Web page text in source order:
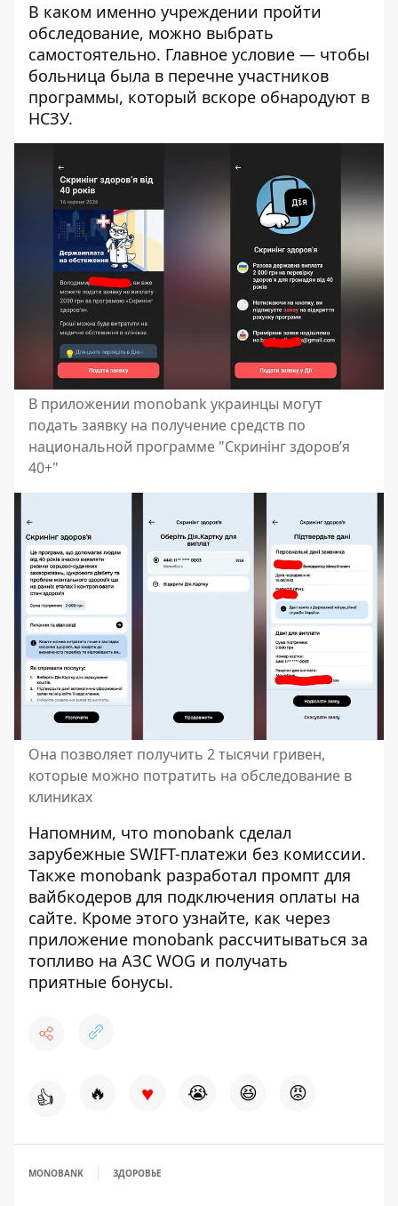
В каком именно учреждении пройти
обследование, можно выбрать
самостоятельно. Главное условие — чтобы
больница была в перечне участников
программы, который вскоре обнародуют в
НСЗУ.
В приложении monobank украинцы могут
подать заявку на получение средств по
национальной программе "Скринінг здоров’я
40+"
Она позволяет получить 2 тысячи гривен,
которые можно потратить на обследование в
клиниках
Напомним, что monobank сделал
зарубежные SWIFT-платежи без комиссии.
Также monobank разработал промпт для
вайбкодеров для подключения оплаты на
сайте. Кроме этого узнайте, как через
приложение monobank рассчитываться за
топливо на АЗС WOG и получать
приятные бонусы.
👍 🔥 ♥ 😭 😆 😡
MONOBANK ЗДОРОВЬЕ